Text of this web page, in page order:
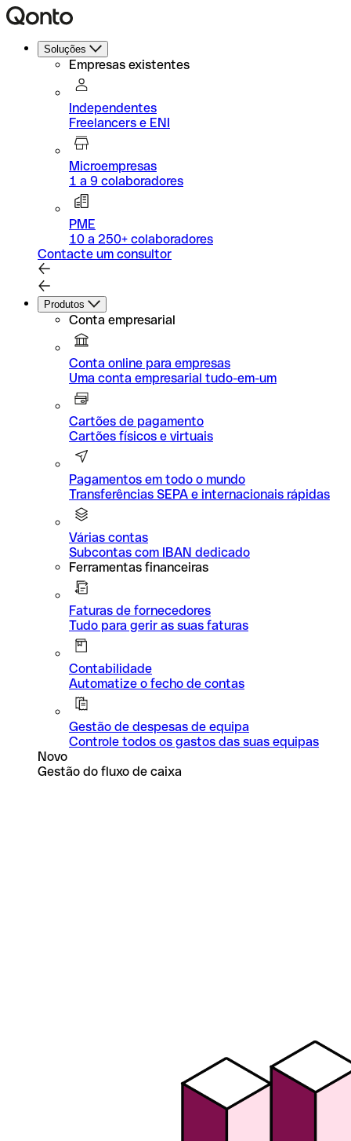
Soluções
Empresas existentes
Independentes
Freelancers e ENI
Microempresas
1 a 9 colaboradores
PME
10 a 250+ colaboradores
Contacte um consultor
Produtos
Conta empresarial
Conta online para empresas
Uma conta empresarial tudo-em-um
Cartões de pagamento
Cartões físicos e virtuais
Pagamentos em todo o mundo
Transferências SEPA e internacionais rápidas
Várias contas
Subcontas com IBAN dedicado
Ferramentas financeiras
Faturas de fornecedores
Tudo para gerir as suas faturas
Contabilidade
Automatize o fecho de contas
Gestão de despesas de equipa
Controle todos os gastos das suas equipas
Novo
Gestão do fluxo de caixa